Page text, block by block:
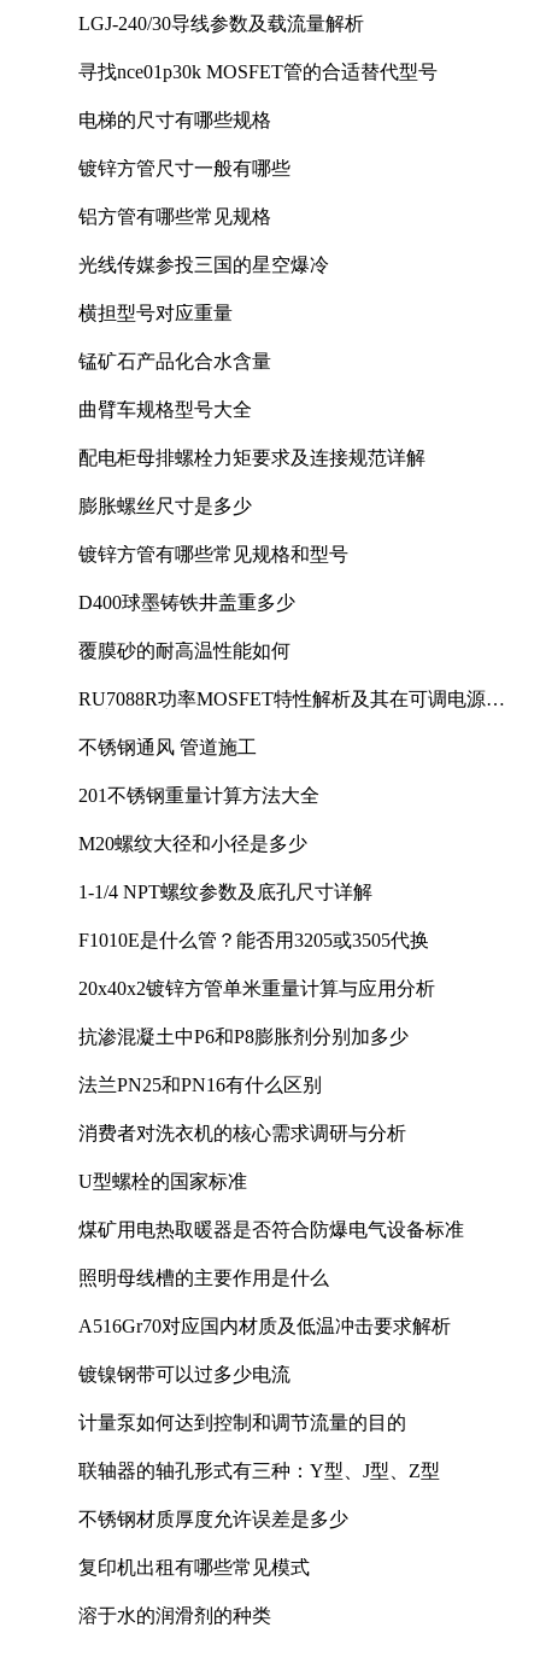
LGJ-240/30导线参数及载流量解析
寻找nce01p30k MOSFET管的合适替代型号
电梯的尺寸有哪些规格
镀锌方管尺寸一般有哪些
铝方管有哪些常见规格
光线传媒参投三国的星空爆冷
横担型号对应重量
锰矿石产品化合水含量
曲臂车规格型号大全
配电柜母排螺栓力矩要求及连接规范详解
膨胀螺丝尺寸是多少
镀锌方管有哪些常见规格和型号
D400球墨铸铁井盖重多少
覆膜砂的耐高温性能如何
RU7088R功率MOSFET特性解析及其在可调电源设
不锈钢通风 管道施工
201不锈钢重量计算方法大全
M20螺纹大径和小径是多少
1-1/4 NPT螺纹参数及底孔尺寸详解
F1010E是什么管？能否用3205或3505代换
20x40x2镀锌方管单米重量计算与应用分析
抗渗混凝土中P6和P8膨胀剂分别加多少
法兰PN25和PN16有什么区别
消费者对洗衣机的核心需求调研与分析
U型螺栓的国家标准
煤矿用电热取暖器是否符合防爆电气设备标准
照明母线槽的主要作用是什么
A516Gr70对应国内材质及低温冲击要求解析
镀镍钢带可以过多少电流
计量泵如何达到控制和调节流量的目的
联轴器的轴孔形式有三种：Y型、J型、Z型
不锈钢材质厚度允许误差是多少
复印机出租有哪些常见模式
溶于水的润滑剂的种类